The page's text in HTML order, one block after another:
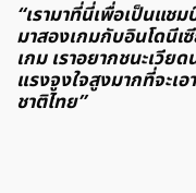
“เรามาที่นี่เพื่อเป็นแช
มาสองเกมกับอินโดนีเ
เกม เราอยากชนะเวีย
แรงจูงใจสูงมากที่จะเอ
ชาติไทย”